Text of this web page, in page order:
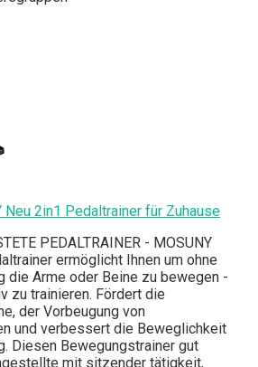
Neu 2in1 Pedaltrainer für Zuhause
PEDALTRAINER - MOSUNY
ermöglicht Ihnen um ohne
die Arme oder Beine zu bewegen -
zu trainieren. Fördert die
der Vorbeugung von
und verbessert die Beweglichkeit
Diesen Bewegungstrainer gut
mit sitzender tätigkeit,